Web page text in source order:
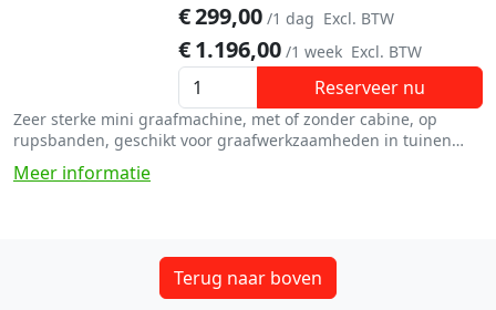
€299,00 /1 dag Excl. BTW
€1.196,00 /1 week Excl. BTW
Reserveer nu
Zeer sterke mini graafmachine, met of zonder cabine, op
rupsbanden, geschikt voor graafwerkzaamheden in tuinen
met 3 verschillende bakken.
Meer informatie
Terug naar boven